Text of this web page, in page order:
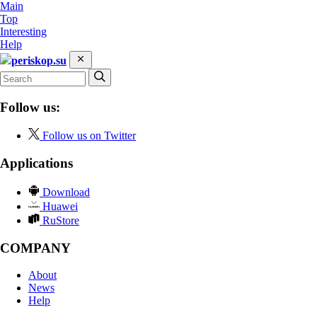
Main
Top
Interesting
Help
periskop.su
Follow us:
Follow us on Twitter
Applications
Download
Huawei
RuStore
COMPANY
About
News
Help